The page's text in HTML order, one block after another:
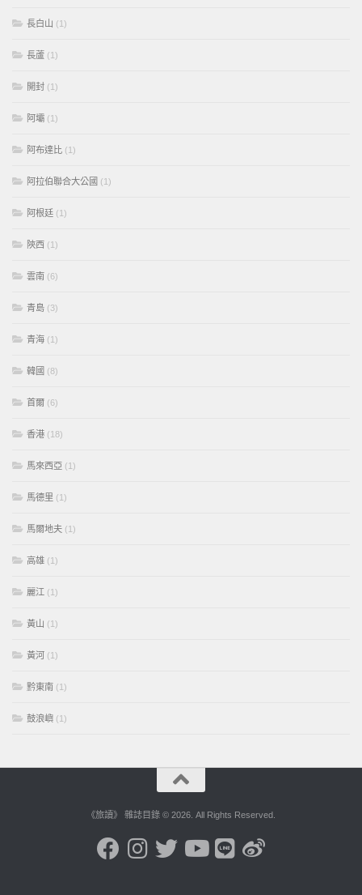
長白山 (1)
長蘆 (1)
開封 (1)
阿壩 (1)
阿布達比 (1)
阿拉伯聯合大公國 (1)
阿根廷 (1)
陝西 (1)
雲南 (6)
青島 (3)
青海 (1)
韓國 (8)
首爾 (6)
香港 (18)
馬來西亞 (1)
馬德里 (1)
馬爾地夫 (1)
高雄 (1)
麗江 (1)
黃山 (1)
黃河 (1)
黔東南 (1)
鼓浪嶼 (1)
《旅讀》 雜誌目錄 © 2026. All Rights Reserved.